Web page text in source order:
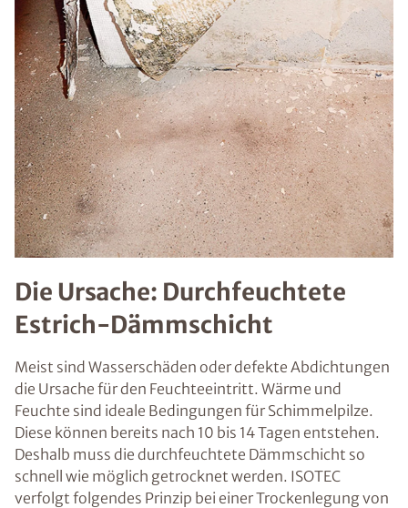
Die Ursache: Durchfeuchtete
Estrich-Dämmschicht
Meist sind Wasserschäden oder defekte Abdichtungen
die Ursache für den Feuchteeintritt. Wärme und
Feuchte sind ideale Bedingungen für Schimmelpilze.
Diese können bereits nach 10 bis 14 Tagen entstehen.
Deshalb muss die durchfeuchtete Dämmschicht so
schnell wie möglich getrocknet werden. ISOTEC
verfolgt folgendes Prinzip bei einer Trockenlegung von